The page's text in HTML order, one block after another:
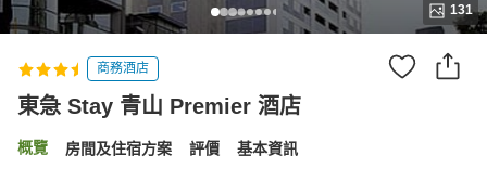
131
商務酒店
東急 Stay 青山 Premier 酒店
概覽 房間及住宿方案 評價 基本資訊